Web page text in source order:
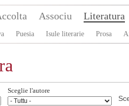
Associu Literatura
Puesia Isule literarie Prosa
Sceglie l'autore